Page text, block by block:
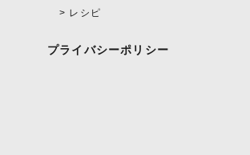
レシピ
プライバシーポリシー